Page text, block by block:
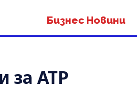
Бизнес Новини
за ATP